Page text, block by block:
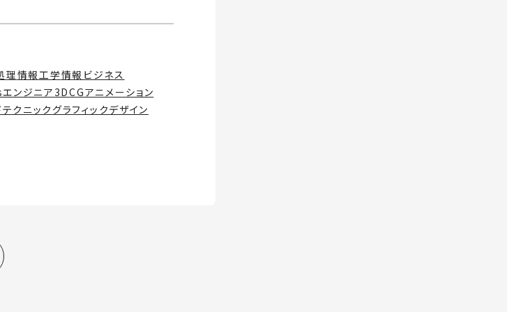
理情報工学情報ビジネス
ンジニア 3DCGアニメーション
クニックグラフィックデザイン